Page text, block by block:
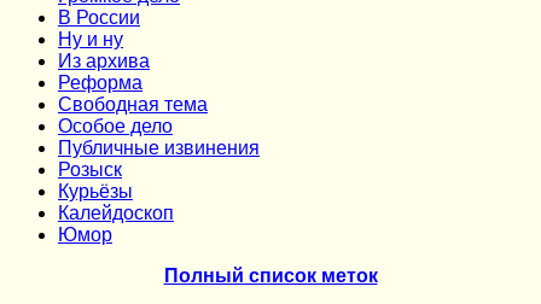
В России
Ну и ну
Из архива
Реформа
Cвободная тема
Особое дело
Публичные извинения
Розыск
Курьёзы
Калейдоскоп
Юмор
Полный список меток